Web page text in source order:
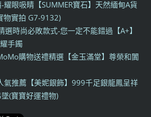
耀眼吸睛【SUMMER寶石】天然緬甸A貨
物實拍 G7-9132)
選時尚必敗款式-您一定不能錯過【A+】
手鐲
購物送禮精選【金玉滿堂】尊榮和闐
氣推薦【美妮銀飾】999千足銀龍鳳呈祥
(寶寶好運禮物)